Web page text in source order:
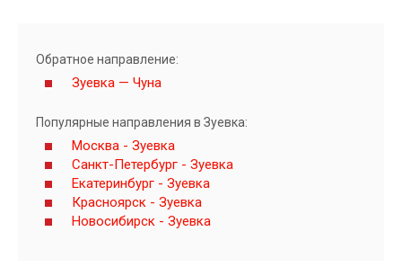
Обратное направление:
Зуевка — Чуна
Популярные направления в Зуевка:
Москва - Зуевка
Санкт-Петербург - Зуевка
Екатеринбург - Зуевка
Красноярск - Зуевка
Новосибирск - Зуевка